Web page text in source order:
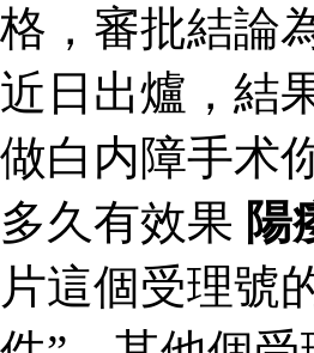
格，審批結論
近日出爐，結
做白内障手术
多久有效果 陽
片這個受理號